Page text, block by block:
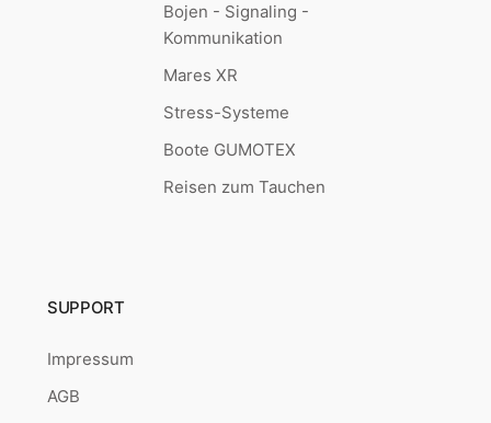
Bojen - Signaling -
Kommunikation
Mares XR
Stress-Systeme
Boote GUMOTEX
Reisen zum Tauchen
SUPPORT
Impressum
AGB